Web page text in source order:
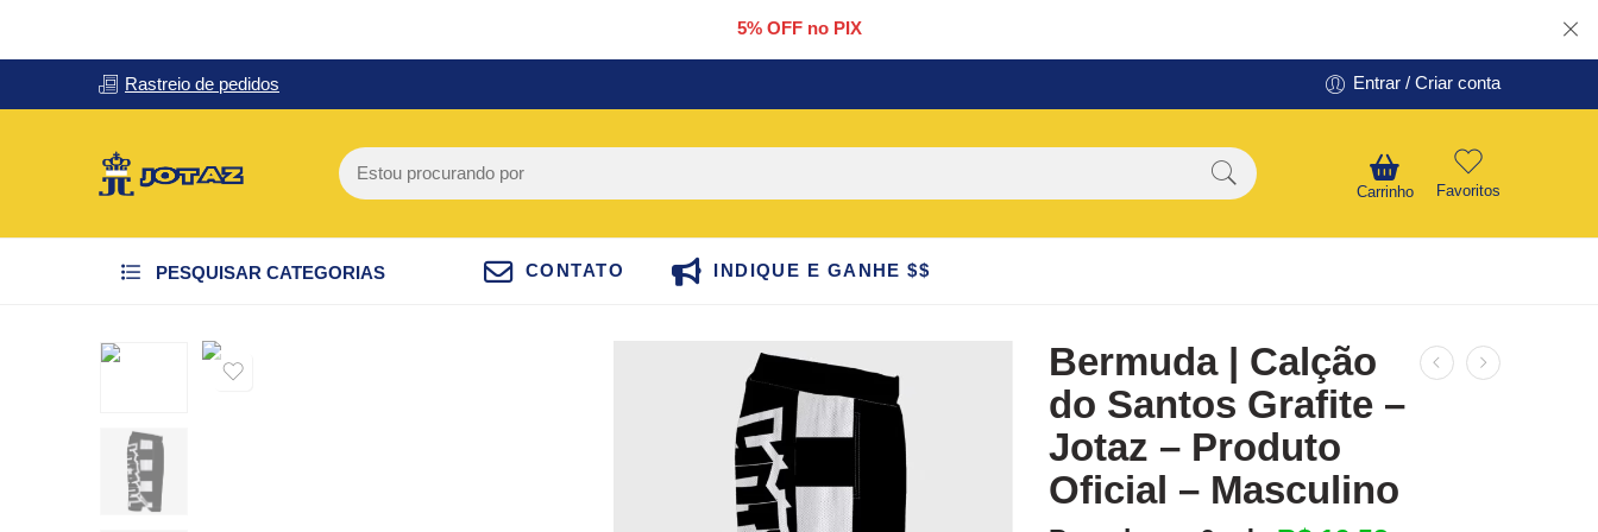
5% OFF no PIX
Rastreio de pedidos Entrar / Criar conta
Carrinho Favoritos
PESQUISAR CATEGORIAS CONTATO INDIQUE E GANHE $$
Bermuda | Calção
do Santos Grafite –
Jotaz – Produto
Oficial – Masculino